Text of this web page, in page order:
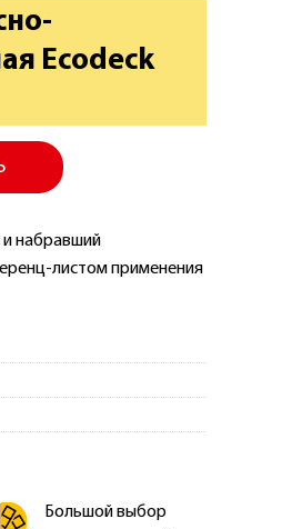
Ecodeck
набравший
листом применения
Большой выбор